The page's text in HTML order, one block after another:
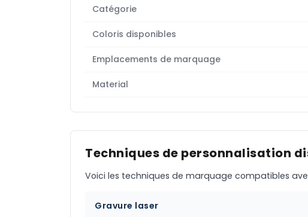
Catégorie
Coloris disponibles
Emplacements de marquage
Material
Techniques de personnalisation
Voici les techniques de marquage compatibles
Gravure laser